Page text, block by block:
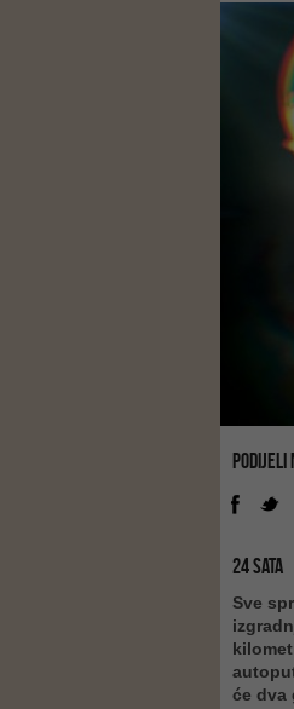
PODIJELI
24 SATA
Sve
će dva